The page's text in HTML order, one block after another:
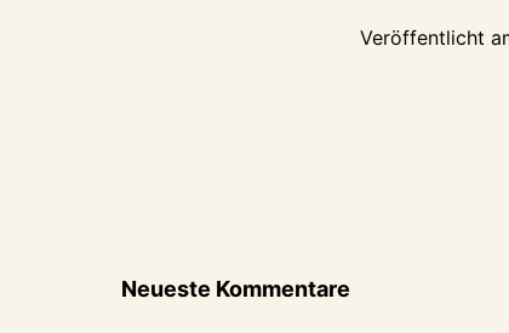
Veröffentlicht
Neueste Kommentare